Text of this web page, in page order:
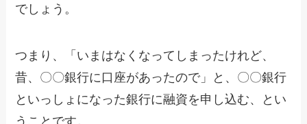
でしょう。
つまり、「いまはなくなってしまったけれど、
昔、〇〇銀行に口座があったので」と、〇〇銀行
といっしょになった銀行に融資を申し込む、とい
うことです。